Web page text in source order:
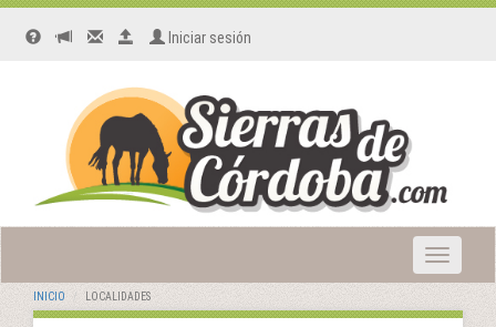
Iniciar sesión
Toggle
INICIO LOCALIDADES